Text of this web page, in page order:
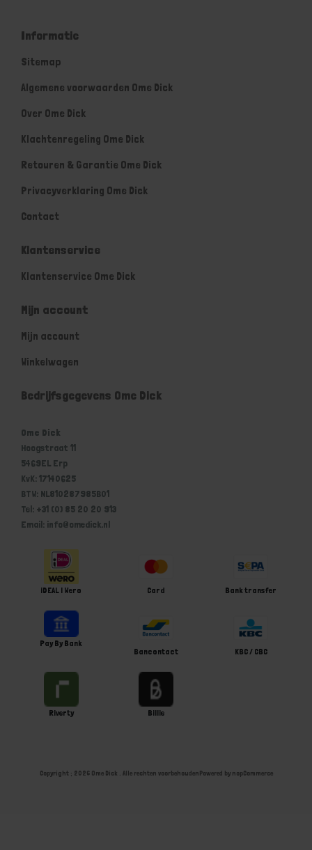
Informatie
Sitemap
Algemene voorwaarden Ome Dick
Over Ome Dick
Klachtenregeling Ome Dick
Retouren & Garantie Ome Dick
Privacyverklaring Ome Dick
Contact
Klantenservice
Klantenservice Ome Dick
Mijn account
Mijn account
Winkelwagen
Bedrijfsgegevens Ome Dick
Ome Dick
Hoogstraat 11
5469EL Erp
KvK: 17140625
BTW: NL810287985B01
Tel: +31 (0) 85 20 20 913
Email: info@omedick.nl
iDEAL | Wero Card Bank transfer
Pay By Bank
Bancontact
KBC / CBC
Riverty Billie
Copyright ; 2026 Ome Dick . Alle rechten voorbehoudenPowered by nopCommerce